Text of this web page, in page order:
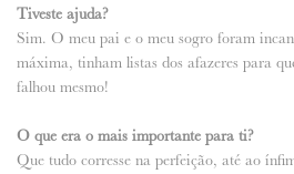
Tiveste ajuda?
Sim. O meu pai e o meu sogro foram
máxima, tinham listas dos afazeres para
falhou mesmo!
O que era o mais importante para ti?
Que tudo corresse na perfeição, até ao